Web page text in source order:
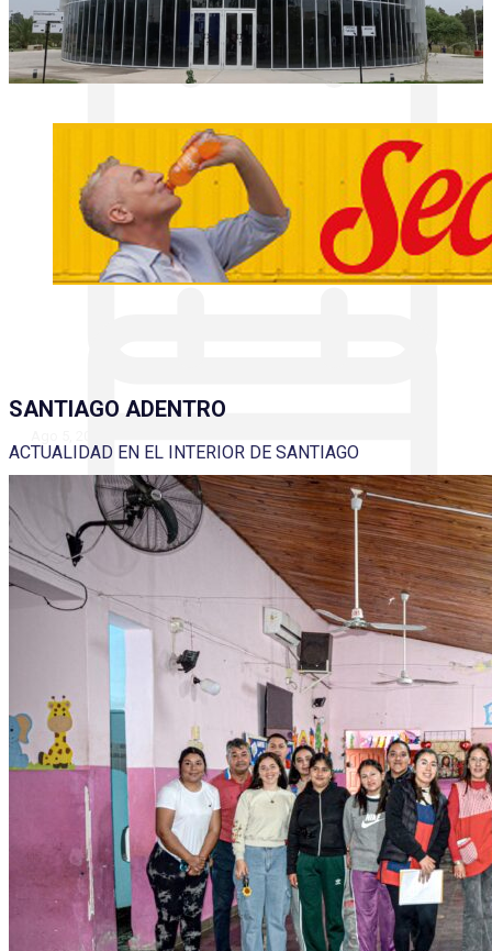
Profesionales de la salud de todo el país se
reúnen en Santiago del Estero para debatir
sobre cirugía de mano y miembro superior
Ago 5, 2026
SANTIAGO ADENTRO
ACTUALIDAD EN EL INTERIOR DE SANTIAGO